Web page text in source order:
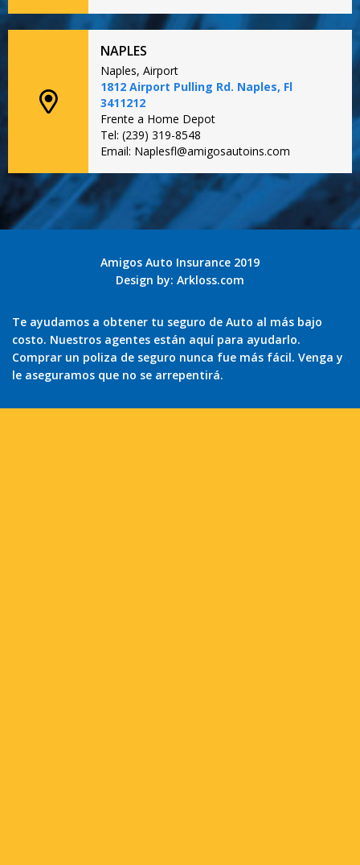
NAPLES
Naples, Airport
1812 Airport Pulling Rd. Naples, Fl
3411212
Frente a Home Depot
Tel: (239) 319-8548
Email: Naplesfl@amigosautoins.com
Amigos Auto Insurance 2019
Design by: Arkloss.com
Te ayudamos a obtener tu seguro de Auto al más bajo
costo. Nuestros agentes están aquí para ayudarlo.
Comprar un poliza de seguro nunca fue más fácil. Venga y
le aseguramos que no se arrepentirá.